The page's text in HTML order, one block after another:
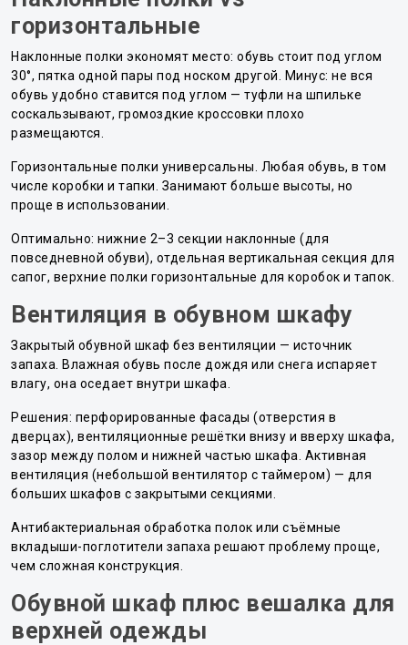
горизонтальные
Наклонные полки экономят место: обувь стоит под углом
30°, пятка одной пары под носком другой. Минус: не вся
обувь удобно ставится под углом — туфли на шпильке
соскальзывают, громоздкие кроссовки плохо
размещаются.
Горизонтальные полки универсальны. Любая обувь, в том
числе коробки и тапки. Занимают больше высоты, но
проще в использовании.
Оптимально: нижние 2–3 секции наклонные (для
повседневной обуви), отдельная вертикальная секция для
сапог, верхние полки горизонтальные для коробок и тапок.
Вентиляция в обувном шкафу
Закрытый обувной шкаф без вентиляции — источник
запаха. Влажная обувь после дождя или снега испаряет
влагу, она оседает внутри шкафа.
Решения: перфорированные фасады (отверстия в
дверцах), вентиляционные решётки внизу и вверху шкафа,
зазор между полом и нижней частью шкафа. Активная
вентиляция (небольшой вентилятор с таймером) — для
больших шкафов с закрытыми секциями.
Антибактериальная обработка полок или съёмные
вкладыши-поглотители запаха решают проблему проще,
чем сложная конструкция.
Обувной шкаф плюс вешалка для
верхней одежды